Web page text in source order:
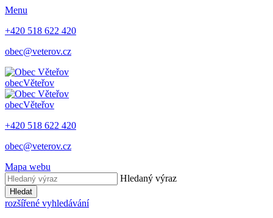
Menu
+420 518 622 420
obec@veterov.cz
obecVěteřov
obecVěteřov
+420 518 622 420
obec@veterov.cz
Mapa webu
Hledaný výraz
Hledat
rozšířené vyhledávání